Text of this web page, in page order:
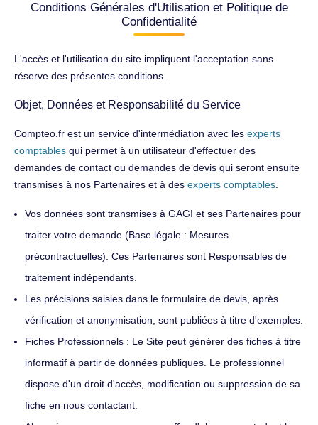
Conditions Générales d'Utilisation et Politique de
Confidentialité
L'accès et l'utilisation du site impliquent l'acceptation sans
réserve des présentes conditions.
Objet, Données et Responsabilité du Service
Compteo.fr est un service d'intermédiation avec les experts
comptables qui permet à un utilisateur d'effectuer des
demandes de contact ou demandes de devis qui seront ensuite
transmises à nos Partenaires et à des experts comptables
Vos données sont transmises à GAGI et ses Partenaires pour
traiter votre demande (Base légale : Mesures
précontractuelles). Ces Partenaires sont Responsables de
traitement indépendants.
Les précisions saisies dans le formulaire de devis, après
vérification et anonymisation, sont publiées à titre d'exemples.
Fiches Professionnels : Le Site peut générer des fiches à titre
informatif à partir de données publiques. Le professionnel
dispose d'un droit d'accès, modification ou suppression de sa
fiche en nous contactant.